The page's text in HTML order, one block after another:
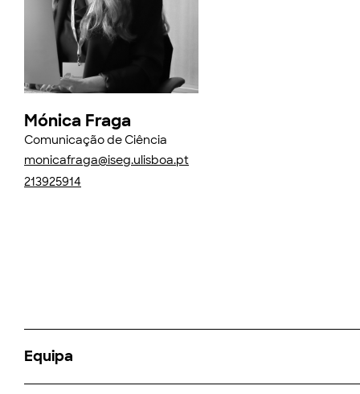
Mónica Fraga
Comunicação de Ciência
monicafraga@iseg.ulisboa.pt
213925914
Equipa